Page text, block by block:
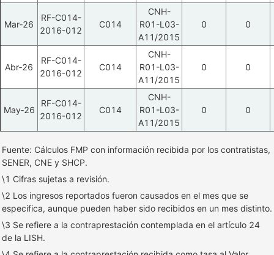
Mar‑26
RF-C014-
2016-012
C014
CNH-
R01-L03-
A11/2015
0 0
Abr‑26
RF-C014-
2016-012
C014
CNH-
R01-L03-
A11/2015
0 0
May‑26
RF-C014-
2016-012
C014
CNH-
R01-L03-
A11/2015
0 0
Fuente: Cálculos FMP con información recibida por los contratistas,
SENER, CNE y SHCP.
\1 Cifras sujetas a revisión.
\2 Los ingresos reportados fueron causados en el mes que se
especifica, aunque pueden haber sido recibidos en un mes distinto.
\3 Se refiere a la contraprestación contemplada en el artículo 24
de la LISH.